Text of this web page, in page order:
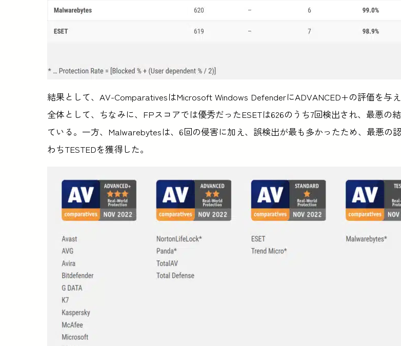
結果として、AV-ComparativesはMicrosoft Windows DefenderにADVANCED+の評価を与え
全体として、ちなみに、FPスコアでは優秀だったESETは626のうち7回検出され、最悪の
ている。一方、Malwarebytesは、6回の侵害に加え、誤検出が最も多かったため、最悪の
わちTESTEDを獲得した。